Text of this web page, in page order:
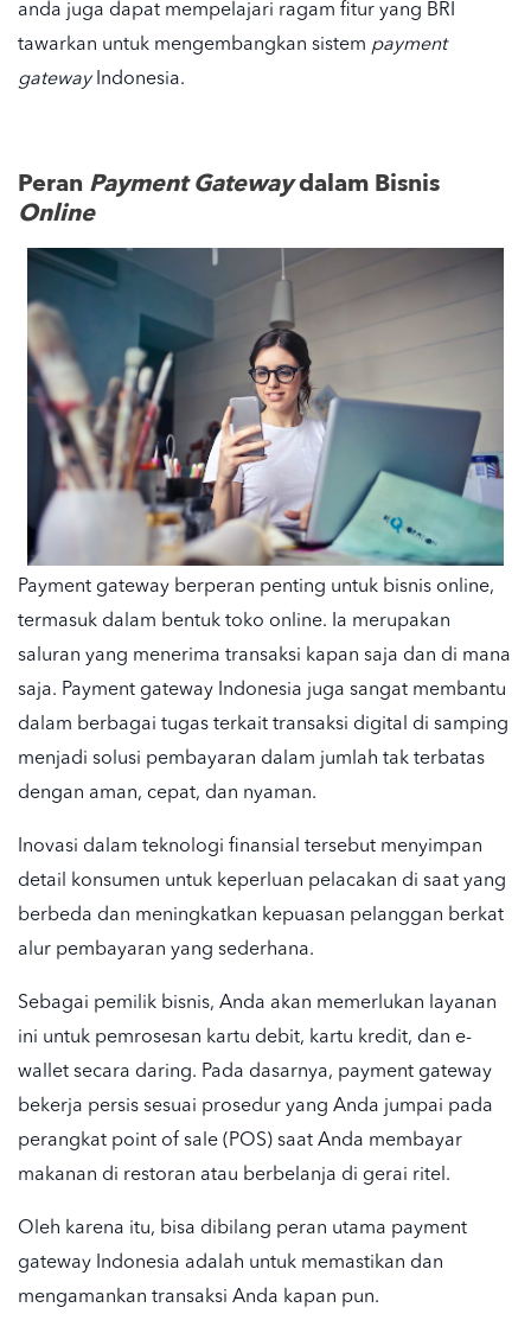
anda juga dapat mempelajari ragam fitur yang BRI
tawarkan untuk mengembangkan sistem payment
gatewayIndonesia.
Peran Payment Gatewaydalam Bisnis
Online
Payment gateway berperan penting untuk bisnis online,
termasuk dalam bentuk toko online. Ia merupakan
saluran yang menerima transaksi kapan saja dan di mana
saja. Payment gateway Indonesia juga sangat membantu
dalam berbagai tugas terkait transaksi digital di samping
menjadi solusi pembayaran dalam jumlah tak terbatas
dengan aman, cepat, dan nyaman.
Inovasi dalam teknologi finansial tersebut menyimpan
detail konsumen untuk keperluan pelacakan di saat yang
berbeda dan meningkatkan kepuasan pelanggan berkat
alur pembayaran yang sederhana.
Sebagai pemilik bisnis, Anda akan memerlukan layanan
ini untuk pemrosesan kartu debit, kartu kredit, dan e-
wallet secara daring. Pada dasarnya, payment gateway
bekerja persis sesuai prosedur yang Anda jumpai pada
perangkat point of sale (POS) saat Anda membayar
makanan di restoran atau berbelanja di gerai ritel.
Oleh karena itu, bisa dibilang peran utama payment
gateway Indonesia adalah untuk memastikan dan
mengamankan transaksi Anda kapan pun.